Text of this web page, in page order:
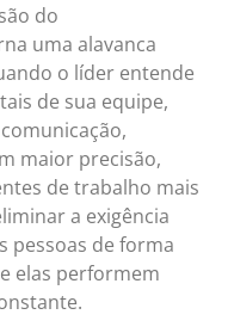
do
uma alavanca
o líder entende
de sua equipe,
maior precisão,
de trabalho mais
a exigência
pessoas de forma
elas performem